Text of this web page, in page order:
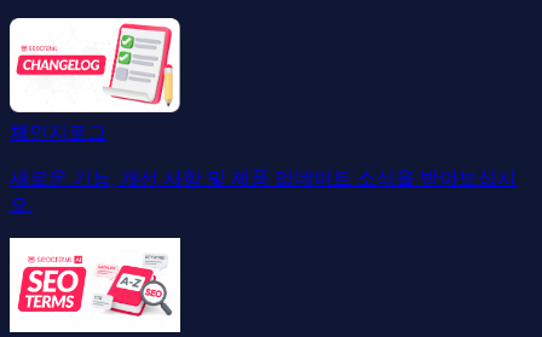
체인지로그
새로운 기능, 개선 사항 및 제품 업데이트 소식을 받아보십시
오.